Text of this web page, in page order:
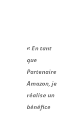
« En tant
que
Partenaire
Amazon, je
réalise un
bénéfice